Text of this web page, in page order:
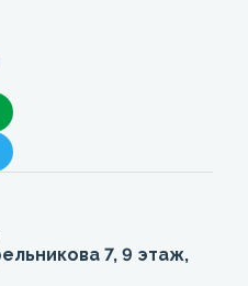
7, 9 этаж,